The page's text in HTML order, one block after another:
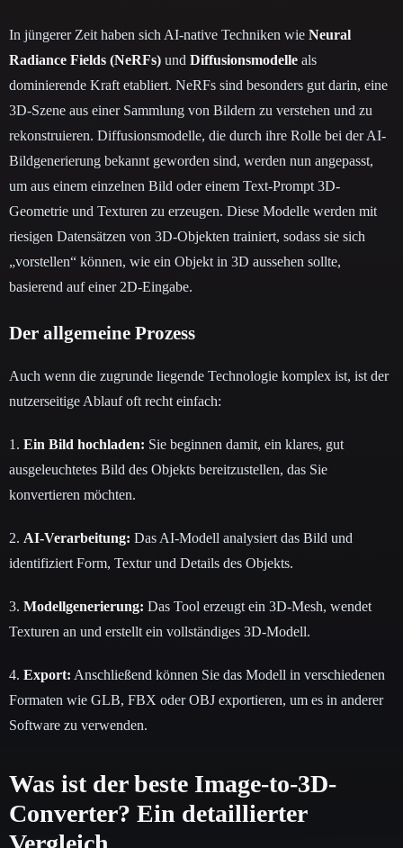
In jüngerer Zeit haben sich AI-native Techniken wie Neural
Radiance Fields (NeRFs) und Diffusionsmodelle als
dominierende Kraft etabliert. NeRFs sind besonders gut darin, eine
3D-Szene aus einer Sammlung von Bildern zu verstehen und zu
rekonstruieren. Diffusionsmodelle, die durch ihre Rolle bei der AI-
Bildgenerierung bekannt geworden sind, werden nun angepasst,
um aus einem einzelnen Bild oder einem Text-Prompt 3D-
Geometrie und Texturen zu erzeugen. Diese Modelle werden mit
riesigen Datensätzen von 3D-Objekten trainiert, sodass sie sich
„vorstellen“ können, wie ein Objekt in 3D aussehen sollte,
basierend auf einer 2D-Eingabe.
Der allgemeine Prozess
Auch wenn die zugrunde liegende Technologie komplex ist, ist der
nutzerseitige Ablauf oft recht einfach:
1. Ein Bild hochladen: Sie beginnen damit, ein klares, gut
ausgeleuchtetes Bild des Objekts bereitzustellen, das Sie
konvertieren möchten.
2. AI-Verarbeitung: Das AI-Modell analysiert das Bild und
identifiziert Form, Textur und Details des Objekts.
3. Modellgenerierung: Das Tool erzeugt ein 3D-Mesh, wendet
Texturen an und erstellt ein vollständiges 3D-Modell.
4. Export: Anschließend können Sie das Modell in verschiedenen
Formaten wie GLB, FBX oder OBJ exportieren, um es in anderer
Software zu verwenden.
Was ist der beste Image-to-3D-
Converter? Ein detaillierter